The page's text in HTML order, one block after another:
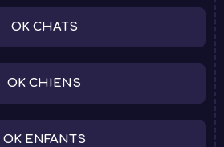
OK CHATS
OK CHIENS
OK ENFANTS